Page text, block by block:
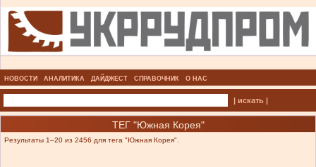
НОВОСТИ АНАЛИТИКА ДАЙДЖЕСТ СПРАВОЧНИК О НАС
| искать |
ТЕГ "Южная Корея"
Результаты 1–20 из 2456 для тега "Южная Корея".